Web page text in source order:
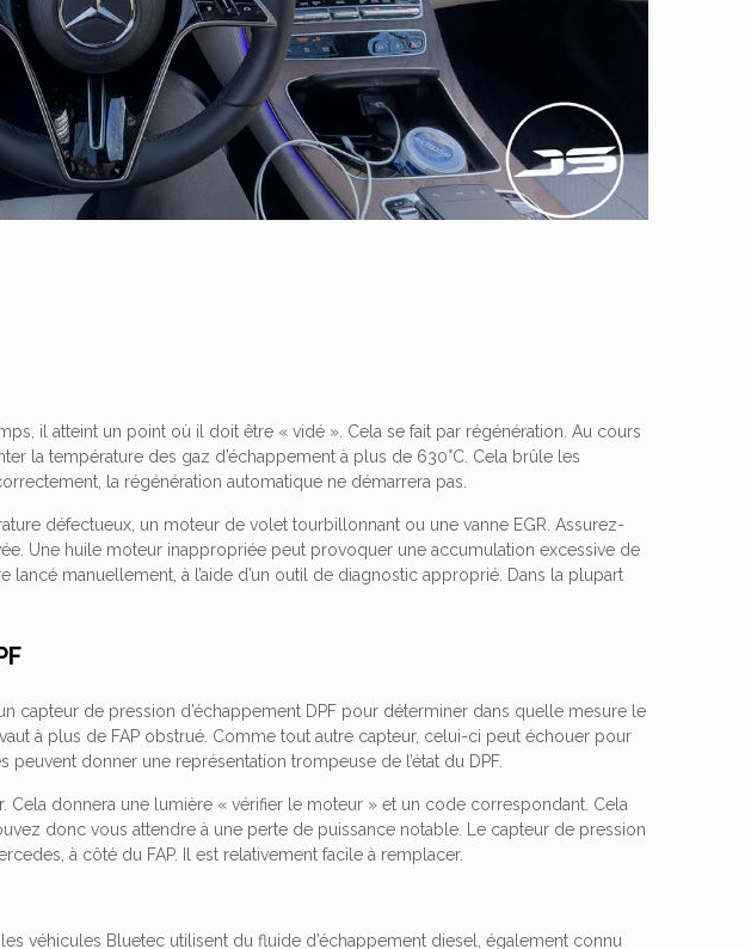
il atteint un point où il doit être « vidé ». Cela se fait par régénération. Au cours
la température des gaz d’échappement à plus de 630°C. Cela brûle les
la régénération automatique ne démarrera pas.
défectueux, un moteur de volet tourbillonnant ou une vanne EGR. Assurez-
Une huile moteur inappropriée peut provoquer une accumulation excessive de
manuellement, à l’aide d’un outil de diagnostic approprié. Dans la plupart
capteur de pression d’échappement DPF pour déterminer dans quelle mesure le
à plus de FAP obstrué. Comme tout autre capteur, celui-ci peut échouer pour
donner une représentation trompeuse de l’état du DPF.
Cela donnera une lumière « vérifier le moteur » et un code correspondant. Cela
donc vous attendre à une perte de puissance notable. Le capteur de pression
à côté du FAP. Il est relativement facile à remplacer.
véhicules Bluetec utilisent du fluide d’échappement diesel, également connu